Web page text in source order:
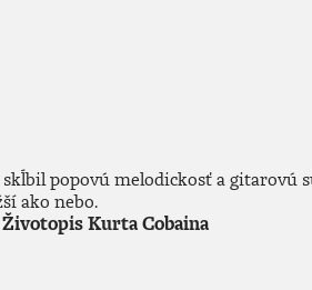
popovú melodickosť a gitarovú
ako nebo.
Životopis Kurta Cobaina